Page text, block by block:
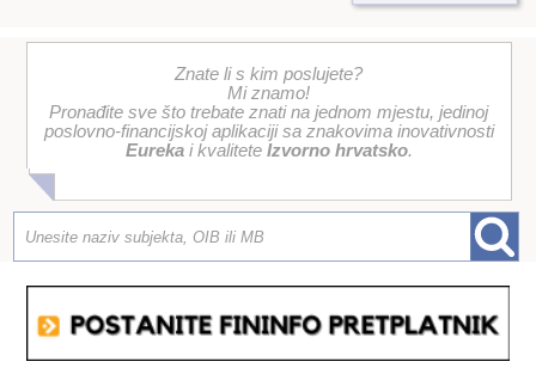
Znate li s kim poslujete?
Mi znamo!
Pronađite sve što trebate znati na jednom mjestu, jedinoj
poslovno-financijskoj aplikaciji sa znakovima inovativnosti
Eurekai kvalitete Izvorno hrvatsko.